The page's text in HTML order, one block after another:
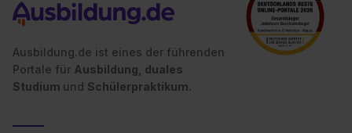
Ausbildung.de ist eines der führenden
Portale für Ausbildung, duales
Studium und Schülerpraktikum.